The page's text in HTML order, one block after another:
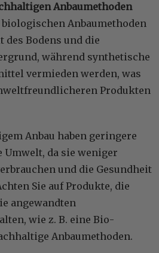
Anbaumethoden
biologischen Anbaumethoden
des Bodens und die
während synthetische
vermieden werden, was
Produkten
Anbau haben geringere
da sie weniger
und die Gesundheit
Sie auf Produkte, die
angewandten
wie z. B. eine Bio-
Anbaumethoden.